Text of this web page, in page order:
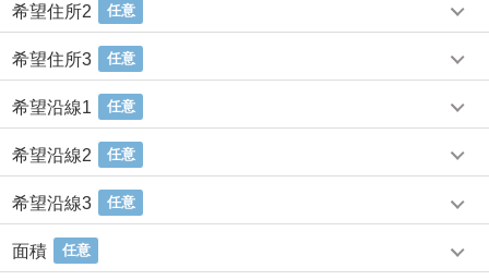
希望住所2 任意
希望住所3 任意
希望沿線1 任意
希望沿線2 任意
希望沿線3 任意
面積 任意